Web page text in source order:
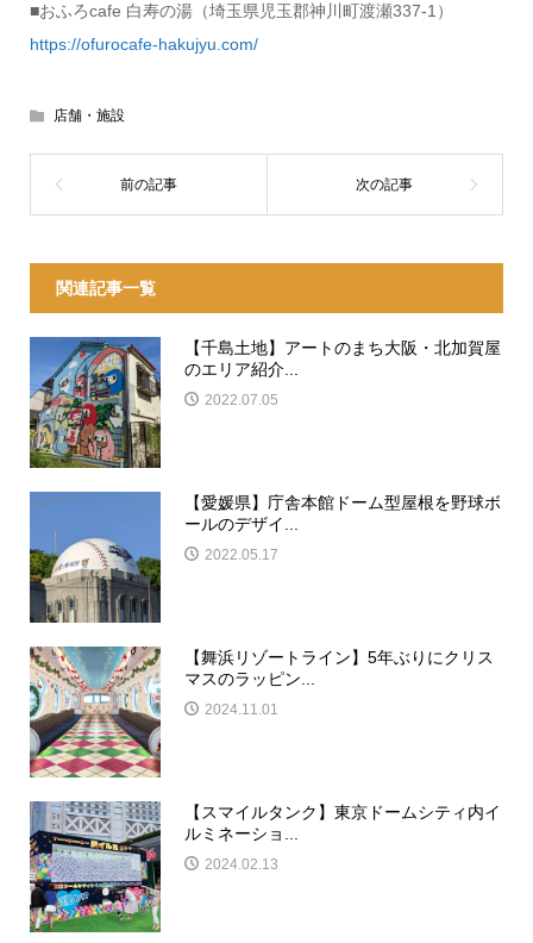
■おふろcafe 白寿の湯（埼玉県児玉郡神川町渡瀬337-1）
https://ofurocafe-hakujyu.com/
店舗・施設
関連記事一覧
【千島土地】アートのまち大阪・北加賀屋
のエリア紹介...
2022.07.05
【愛媛県】庁舎本館ドーム型屋根を野球ボ
ールのデザイ...
2022.05.17
【舞浜リゾートライン】5年ぶりにクリス
マスのラッピン...
2024.11.01
【スマイルタンク】東京ドームシティ内イ
ルミネーショ...
2024.02.13